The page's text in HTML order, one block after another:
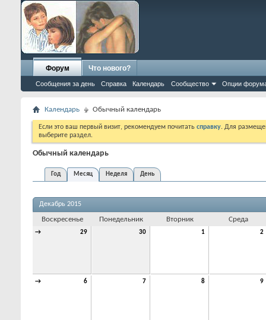
Форум
Сообщения за день Справка Календарь Сообщество Опции
Что нового?
Календарь Обычный календарь
Если это ваш первый визит, рекомендуем почитать справку. Для
выберите раздел.
Обычный календарь
Год Месяц Неделя День
Декабрь 2015
Воскресенье Понедельник Вторник Среда
→ 29 30 1 2
→ 6 7 8 9